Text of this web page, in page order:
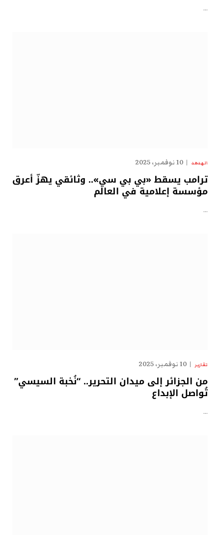
…
الهدهد 10 نوفمبر، 2025
ترامب يسقط «بي بي سي».. وثائقي يهزّ أعرق
مؤسسة إعلامية في العالم
…
تقارير 10 نوفمبر، 2025
من الجزائر إلى ميدان التحرير.. “نُخبة السيسي”
تُواصل الإبداع
…